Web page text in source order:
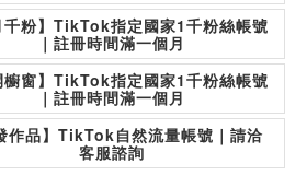
千粉】TikTok指定國家1千粉絲帳號
｜註冊時間滿一個月
櫥窗】TikTok指定國家1千粉絲帳號
｜註冊時間滿一個月
作品】TikTok自然流量帳號｜請洽
客服諮詢